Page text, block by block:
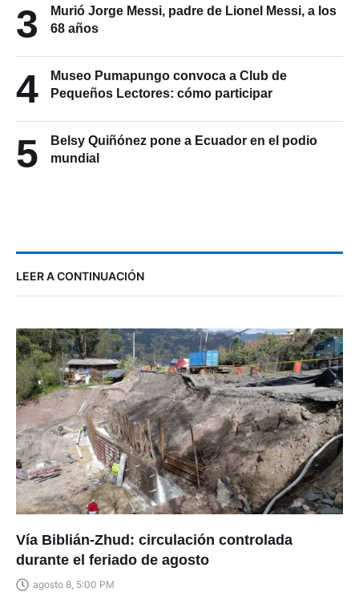
3
Murió Jorge Messi, padre de Lionel Messi, a los
68 años
4
Museo Pumapungo convoca a Club de
Pequeños Lectores: cómo participar
5
Belsy Quiñónez pone a Ecuador en el podio
mundial
LEER A CONTINUACIÓN
Vía Biblián-Zhud: circulación controlada
durante el feriado de agosto
agosto 8, 5:00 PM